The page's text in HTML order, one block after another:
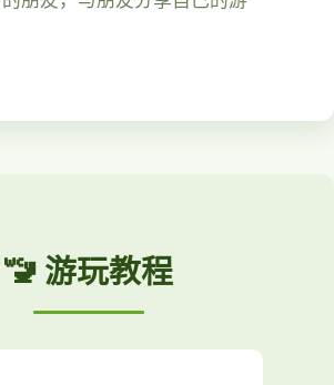
🚾 游玩教程